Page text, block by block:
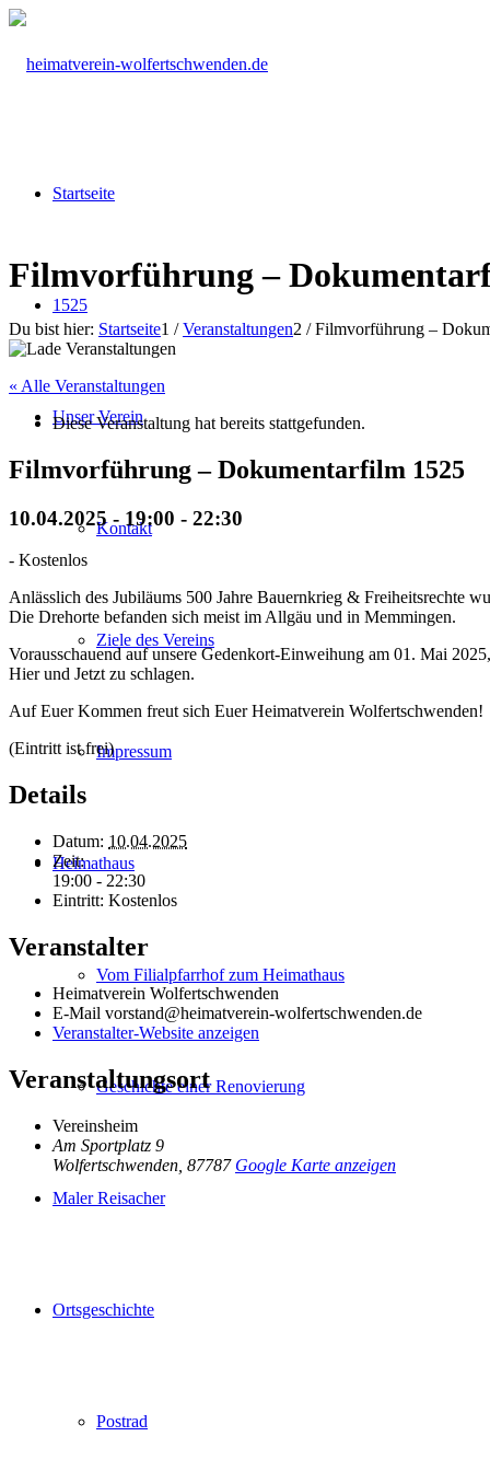
Startseite
1525
Unser Verein
Kontakt
Ziele des Vereins
Impressum
Heimathaus
Vom Filialpfarrhof zum Heimathaus
Geschichte einer Renovierung
Maler Reisacher
Ortsgeschichte
Postrad
Filmvorführung –
Du bist hier: Startseite1 / Veranstaltungen2 / Filmvorführung –
« Alle Veranstaltungen
Diese Veranstaltung hat bereits stattgefunden.
Filmvorführung – Dokumentarfilm 1525
10.04.2025 - 19:00 - 22:30
- Kostenlos
Anlässlich des Jubiläums 500 Jahre Bauernkrieg & Freiheitsrechte
Die Drehorte befanden sich meist im Allgäu und in Memmingen.
Vorausschauend auf unsere Gedenkort-Einweihung am 01. Mai
Hier und Jetzt zu schlagen.
Auf Euer Kommen freut sich Euer Heimatverein Wolfertschwenden!
(Eintritt ist frei)
Details
Datum: 10.04.2025
Zeit:
19:00 - 22:30
Eintritt: Kostenlos
Veranstalter
Heimatverein Wolfertschwenden
E-Mail vorstand@heimatverein-wolfertschwenden.de
Veranstalter-Website anzeigen
Veranstaltungsort
Vereinsheim
Am Sportplatz 9
Wolfertschwenden 87787 Google Karte anzeigen